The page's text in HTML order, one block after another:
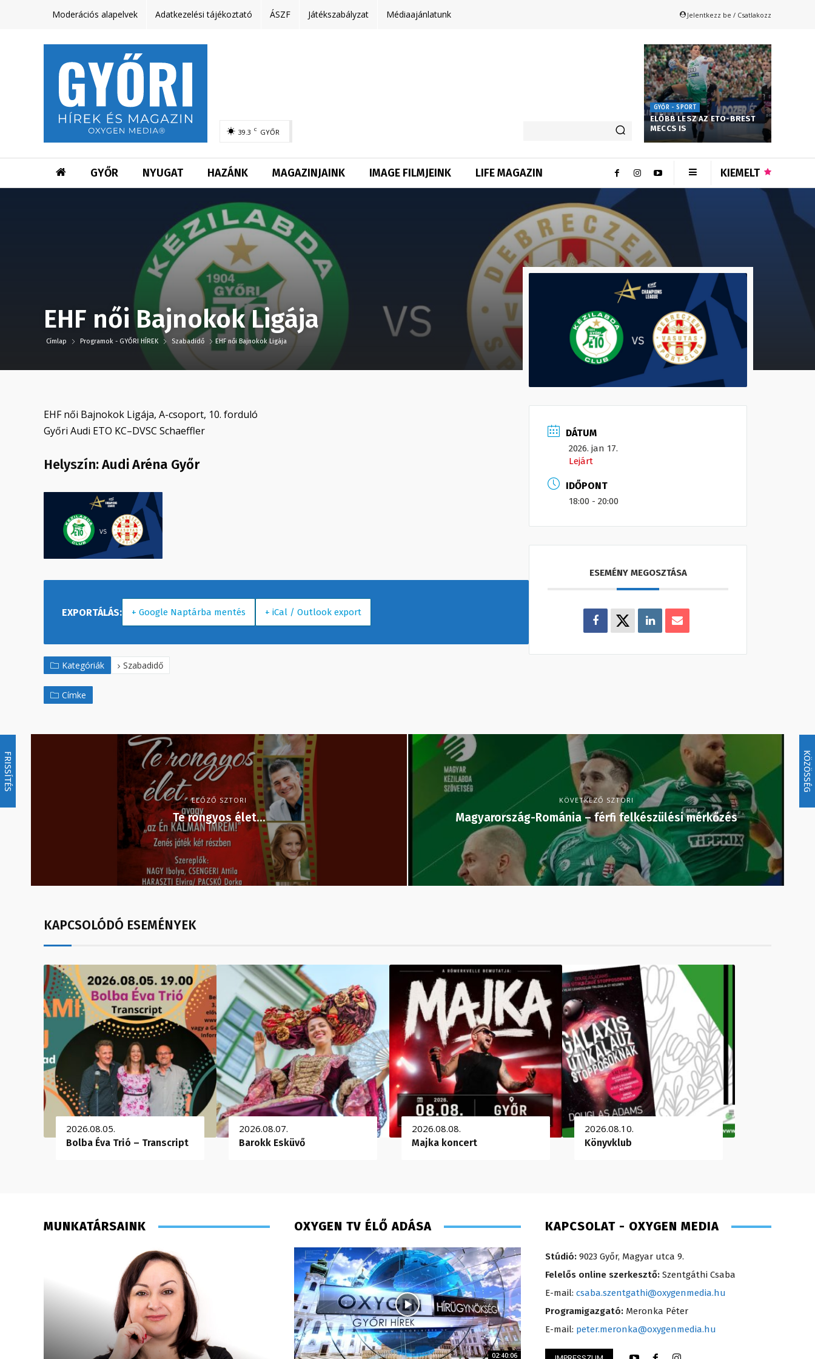
FRISSÍTÉS KÖZÖSSÉG
Moderációs alapelvek Adatkezelési tájékoztató ÁSZF Játékszabályzat Médiaajánlatunk Jelentkezz be / Csatlakozz
39.3 C GYŐR
GYŐR - SPORT
ELŐBB LESZ AZ ETO-BREST
MECCS IS
GYŐR NYUGAT HAZÁNK MAGAZINJAINK IMAGE FILMJEINK LIFE MAGAZIN KIEMELT
EHF női Bajnokok Ligája
Címlap Programok - GYŐRI HÍREK Szabadidő EHF női Bajnokok Ligája
EHF női Bajnokok Ligája, A-csoport, 10. forduló
Győri Audi ETO KC–DVSC Schaeffler
Helyszín:Audi Aréna Győr
+ Google Naptárba mentés + iCal / Outlook export
Kategóriák Szabadidő
Címke
DÁTUM
2026. jan 17.
Lejárt
IDŐPONT
18:00 - 20:00
ESEMÉNY MEGOSZTÁSA
ELŐZŐ SZTORI
Te rongyos élet…
KÖVETKEZŐ SZTORI
Magyarország-Románia – férfi felkészülési mérkőzés
KAPCSOLÓDÓ ESEMÉNYEK
2026.08.05.
Bolba Éva Trió – Transcript
2026.08.07.
Barokk Esküvő
2026.08.08.
Majka koncert
2026.08.10.
Könyvklub
MUNKATÁRSAINK OXYGEN TV ÉLŐ ADÁSA
02:40:06
KAPCSOLAT - OXYGEN MEDIA
Stúdió: 9023 Győr, Magyar utca 9.
Felelős online szerkesztő: Szentgáthi Csaba
E-mail: csaba.szentgathi@oxygenmedia.hu
Programigazgató: Meronka Péter
E-mail: peter.meronka@oxygenmedia.hu